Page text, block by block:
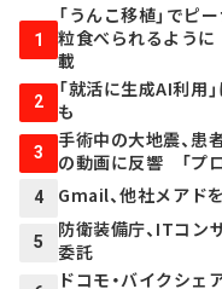
1
「うんこ移植」でピ
粒食べられるよう
載
2
「就活に生成AI利
も
3
手術中の大地震、
の動画に反響 「プロ
4 Gmail、他社メアド
5
防衛装備庁、ITコン
委託
ドコモ・バイクシェ